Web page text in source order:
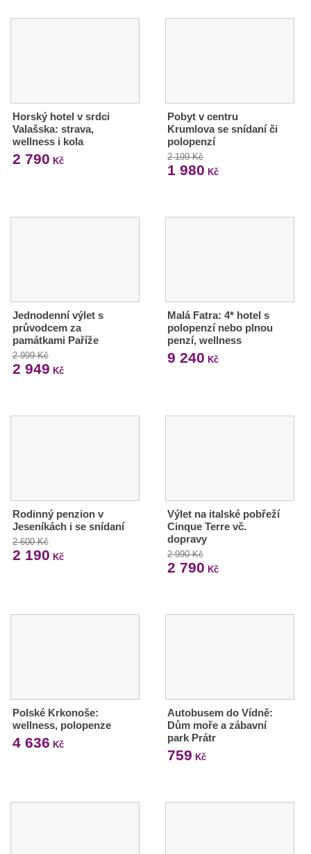
Horský hotel v srdci
Valašska: strava,
wellness i kola
2 790 Kč
Pobyt v centru
Krumlova se snídaní či
polopenzí
2 199 Kč
1 980 Kč
Jednodenní výlet s
průvodcem za
památkami Paříže
2 999 Kč
2 949 Kč
Malá Fatra: 4* hotel s
polopenzí nebo plnou
penzí, wellness
9 240 Kč
Rodinný penzion v
Jeseníkách i se snídaní
2 600 Kč
2 190 Kč
Výlet na italské pobřeží
Cinque Terre vč.
dopravy
2 990 Kč
2 790 Kč
Polské Krkonoše:
wellness, polopenze
4 636 Kč
Autobusem do Vídně:
Dům moře a zábavní
park Prátr
759 Kč